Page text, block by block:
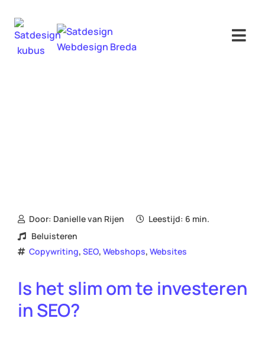
Door: Danielle van Rijen
Leestijd: 6 min.
Beluisteren
Copywriting, SEO, Webshops, Websites
Is het slim om te investeren
in SEO?
Satdesign. Waarmee kan ik je helpen?